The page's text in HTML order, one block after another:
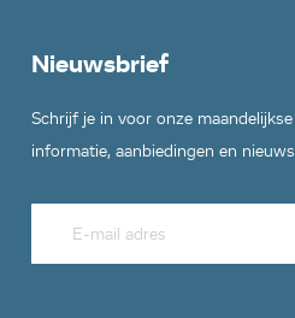
Nieuwsbrief
Schrijf je in voor onze
informatie, aanbiedingen en